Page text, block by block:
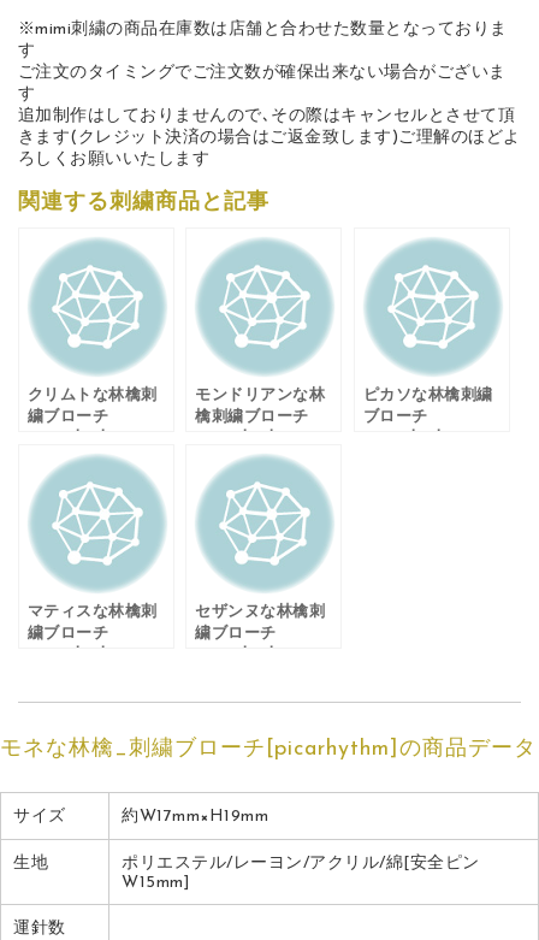
※mimi刺繍の商品在庫数は店舗と合わせた数量となっておりま
す
ご注文のタイミングでご注文数が確保出来ない場合がございま
す
追加制作はしておりませんので､その際はキャンセルとさせて頂
きます(クレジット決済の場合はご返金致します)ご理解のほどよ
ろしくお願いいたします
関連する刺繍商品と記事
クリムトな林檎刺
繍ブローチ
モンドリアンな林
檎刺繍ブローチ
ピカソな林檎刺繍
ブローチ
マティスな林檎刺
繍ブローチ
セザンヌな林檎刺
繍ブローチ
モネな林檎_刺繍ブローチ[picarhythm]の商品データ
サイズ 約W17mm×H19mm
生地
ポリエステル/レーヨン/アクリル/綿[安全ピン
W15mm]
運針数